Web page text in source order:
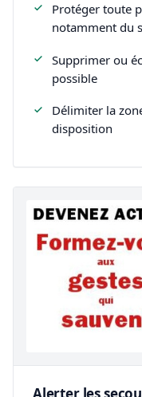
Protéger toute
notamment du
Supprimer ou
possible
Délimiter la
disposition